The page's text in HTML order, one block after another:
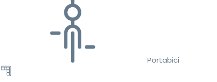
Portabici